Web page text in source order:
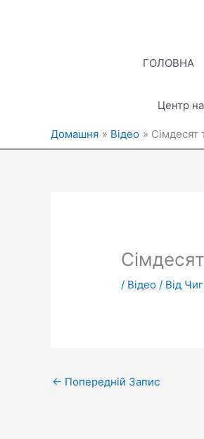
ГОЛОВНА
Центр
Домашня Відео Сімдесят
/ Відео / Від
← Попередній Запис